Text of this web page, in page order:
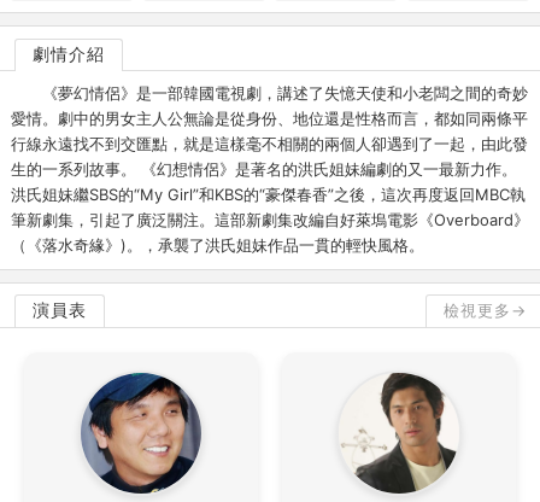
劇情介紹
《夢幻情侶》是一部韓國電視劇，講述了失憶天使和小老闆之間的奇妙
愛情。劇中的男女主人公無論是從身份、地位還是性格而言，都如同兩條平
行線永遠找不到交匯點，就是這樣毫不相關的兩個人卻遇到了一起，由此發
生的一系列故事。 《幻想情侶》是著名的洪氏姐妹編劇的又一最新力作。
洪氏姐妹繼SBS的“My Girl”和KBS的“豪傑春香”之後，這次再度返回MBC執
筆新劇集，引起了廣泛關注。這部新劇集改編自好萊塢電影《Overboard》
（《落水奇緣》)。，承襲了洪氏姐妹作品一貫的輕快風格。
演員表 檢視更多→